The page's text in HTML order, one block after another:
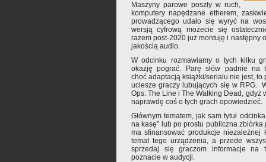
Maszyny parowe poszły w ruch,
komputery napędzane etherem,
prowadzącego udało się wyryć na
wersją cyfrową możecie się
razem post-2020 już montuję i następny
jakością audio.
W odcinku rozmawiamy o tych kilku
okazję pograć. Parę słów padnie na
choć adaptacją książki/serialu nie jest,
uciesze graczy lubujących się w RPG.
Ops: The Line i The Walking Dead, gdyż
naprawdę coś o tych grach opowiedzieć.
Głównym tematem, jak sam tytuł
na kasę” lub po prostu publiczna zbiórka
ma sfinansować produkcje niezależnej
temat tego urządzenia, a przede
sprzedaj się graczom informacje na
poznacie w audycji.